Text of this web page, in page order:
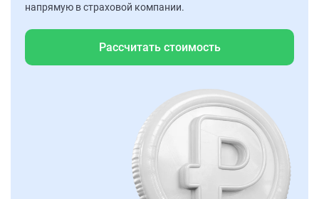
напрямую в страховой компании.
Рассчитать стоимость